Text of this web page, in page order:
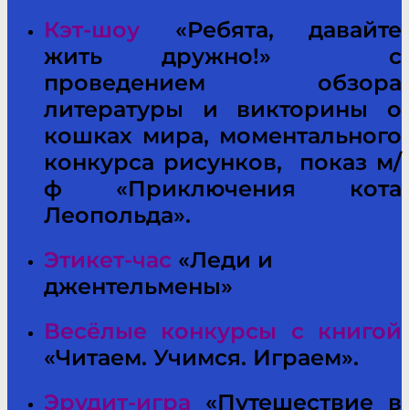
Кэт-шоу «Ребята, давайте
жить дружно!» с
проведением обзора
литературы и викторины о
кошках мира, моментального
конкурса рисунков, показ м/
ф «Приключения кота
Леопольда».
Этикет-час «Леди и
джентельмены»
Весёлые конкурсы с книгой
«Читаем. Учимся. Играем».
Эрудит-игра «Путешествие в